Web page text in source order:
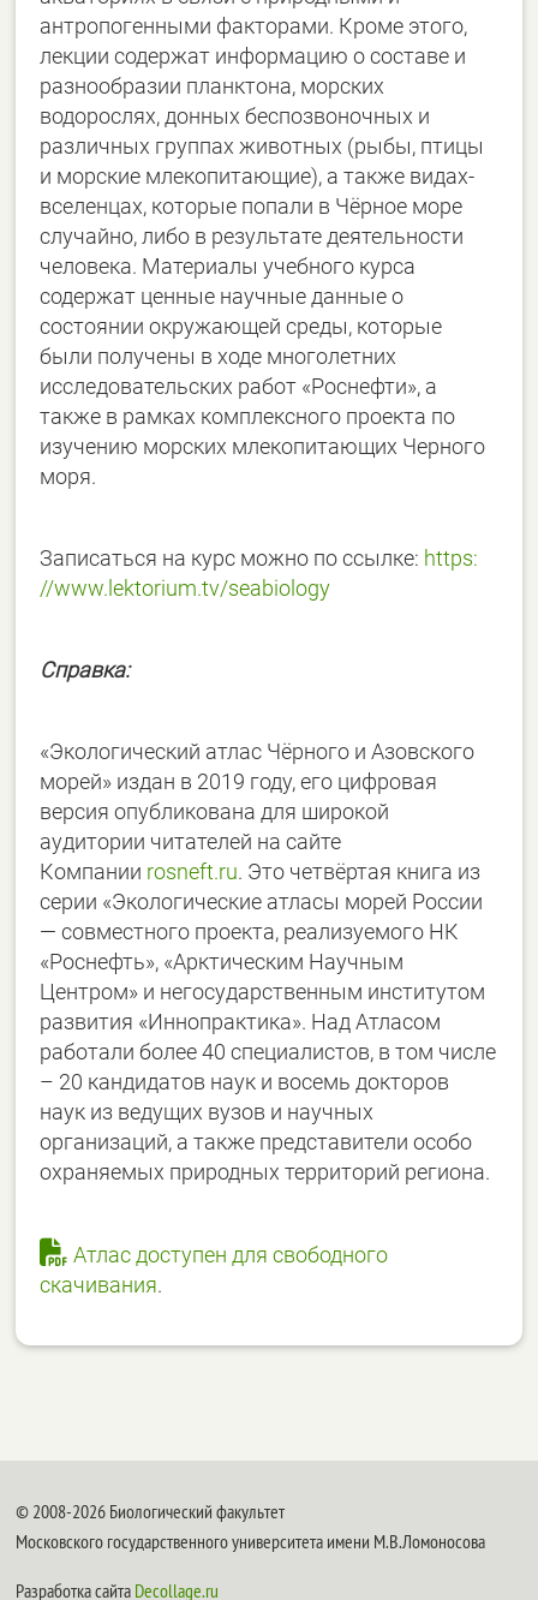
антропогенными факторами. Кроме этого,
лекции содержат информацию о составе и
разнообразии планктона, морских
водорослях, донных беспозвоночных и
различных группах животных (рыбы, птицы
и морские млекопитающие), а также видах-
вселенцах, которые попали в Чёрное море
случайно, либо в результате деятельности
человека. Материалы учебного курса
содержат ценные научные данные о
состоянии окружающей среды, которые
были получены в ходе многолетних
исследовательских работ «Роснефти», а
также в рамках комплексного проекта по
изучению морских млекопитающих Черного
моря.
Записаться на курс можно по ссылке: https:
//www.lektorium.tv/seabiology
Справка:
«Экологический атлас Чёрного и Азовского
морей» издан в 2019 году, его цифровая
версия опубликована для широкой
аудитории читателей на сайте
Компании rosneft.ru. Это чeтвёртая книга из
серии «Экологические атласы морей России
— совместного проекта, реализуемого НК
«Роснефть», «Арктическим Научным
Центром» и негосударственным институтом
развития «Иннопрактика». Над Атласом
работали более 40 специалистов, в том числе
– 20 кандидатов наук и восемь докторов
наук из ведущих вузов и научных
организаций, а также представители особо
охраняемых природных территорий региона.
Атлас доступен для свободного
скачивания.
© 2008-2026 Биологический факультет
Московского государственного университета имени М.В.Ломоносова
Разработка сайта Decollage.ru